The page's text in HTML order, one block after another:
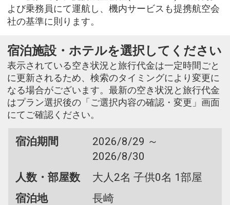
よび乗務員にて運航し、機内サービスも提携航空会
社の基準に則ります。
宿泊施設・ホテルを選択してください
表示されている空き状況と旅行代金は一定時間ごと
に更新されるため、検索のタイミングにより変更に
なる場合がございます。最新の空き状況と旅行代金
はプラン選択後の「ご選択内容の確認・変更」画面
にてご確認ください。
宿泊期間
2026/8/29 ～
2026/8/30
人数・部屋数
大人2名 子供0名 1部屋
宿泊地
長崎